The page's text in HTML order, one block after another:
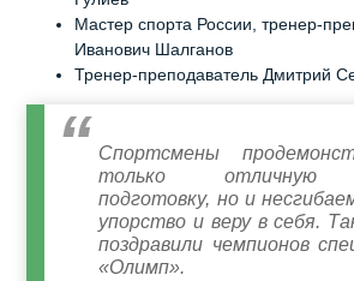
Мастер спорта России, тренер-
Иванович Шалганов
Тренер-преподаватель Дмитрий
Спортсмены
только отличную
подготовку, но и
упорство и веру в себя.
поздравили чемпионов
«Олимп».